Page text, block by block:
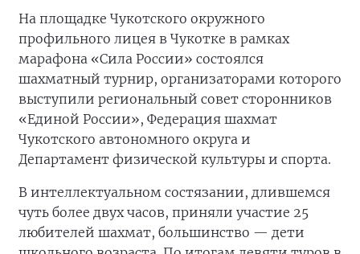
На площадке Чукотского окружного
профильного лицея в Чукотке в рамках
марафона «Сила России» состоялся
шахматный турнир, организаторами которого
выступили региональный совет сторонников
«Единой России», Федерация шахмат
Чукотского автономного округа и
Департамент физической культуры и спорта.
В интеллектуальном состязании, длившемся
чуть более двух часов, приняли участие 25
любителей шахмат, большинство — дети